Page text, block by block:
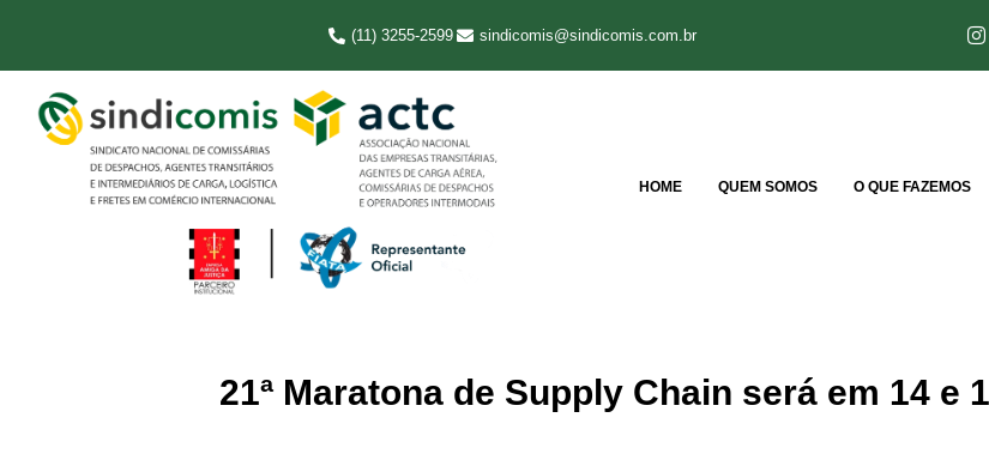
(11) 3255-2599 sindicomis@sindicomis.com.br
HOME QUEM SOMOS O QUE FAZEMOS
21ª Maratona de Supply Chain será em 14 e